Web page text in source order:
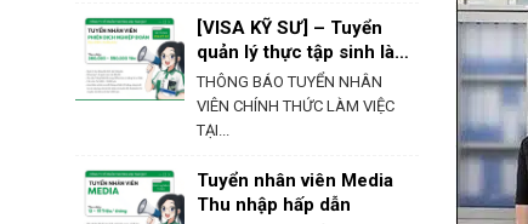
[VISA KỸ SƯ] – Tuyển
quản lý thực tập sinh làm
việc tại Hokkaido
THÔNG BÁO TUYỂN NHÂN
VIÊN CHÍNH THỨC LÀM VIỆC
TẠI...
Tuyển nhân viên Media
Thu nhập hấp dẫn